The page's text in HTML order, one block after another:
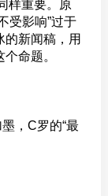
样重要。原
受影响”过于
的新闻稿，用
命题。
，C罗的“最